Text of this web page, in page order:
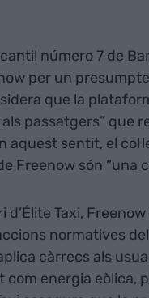
número 7 de
per un
que la
passatgers” que
aquest sentit, el
Freenow són “una
d’Élite Taxi,
normatives
càrrecs als
energia eòlica,